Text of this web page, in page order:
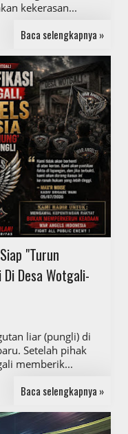
kekerasan...
Baca selengkapnya »
"Turun
Desa Wotgali-
liar (pungli) di
Setelah pihak
memberik...
Baca selengkapnya »